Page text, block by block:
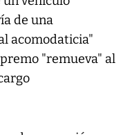
de una
acomodaticia"
"remueva" al